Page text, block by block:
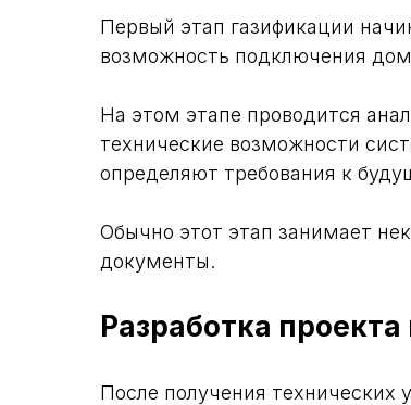
Первый этап газификации
возможность подключения
На этом этапе проводится
технические возможности
определяют требования к
Обычно этот этап занимает
документы.
Разработка
После получения технических